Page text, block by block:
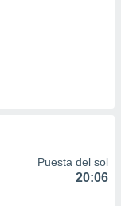
Puesta del sol
20:06